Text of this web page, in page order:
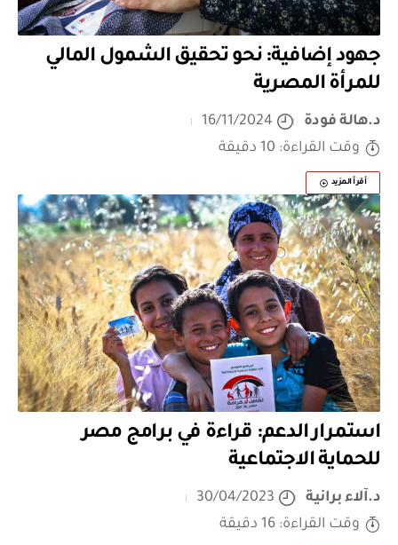
جهود إضافية: نحو تحقيق الشمول المالي
للمرأة المصرية
د.هالة فودة
16/11/2024
وقت القراءة: 10 دقيقة
أقرأ المزيد
استمرار الدعم: قراءة في برامج مصر
للحماية الاجتماعية
د.آلاء برانية
30/04/2023
وقت القراءة: 16 دقيقة